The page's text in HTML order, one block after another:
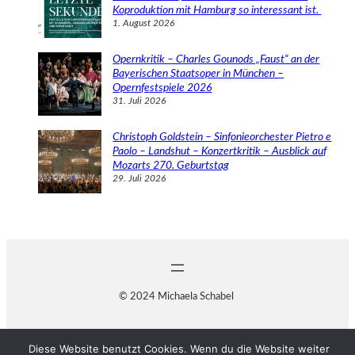
Koproduktion mit Hamburg so interessant ist.
1. August 2026
Opernkritik – Charles Gounods „Faust“ an der
Bayerischen Staatsoper in München –
Opernfestspiele 2026
31. Juli 2026
Christoph Goldstein – Sinfonieorchester Pietro e
Paolo – Landshut – Konzertkritik – Ausblick auf
Mozarts 270. Geburtstag
29. Juli 2026
© 2024 Michaela Schabel
Diese Website benutzt Cookies. Wenn du die Website weiter